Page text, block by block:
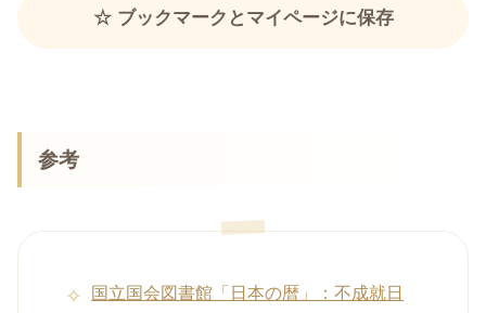
☆ ブックマークとマイページに保存
参考
国立国会図書館「日本の暦」：不成就日